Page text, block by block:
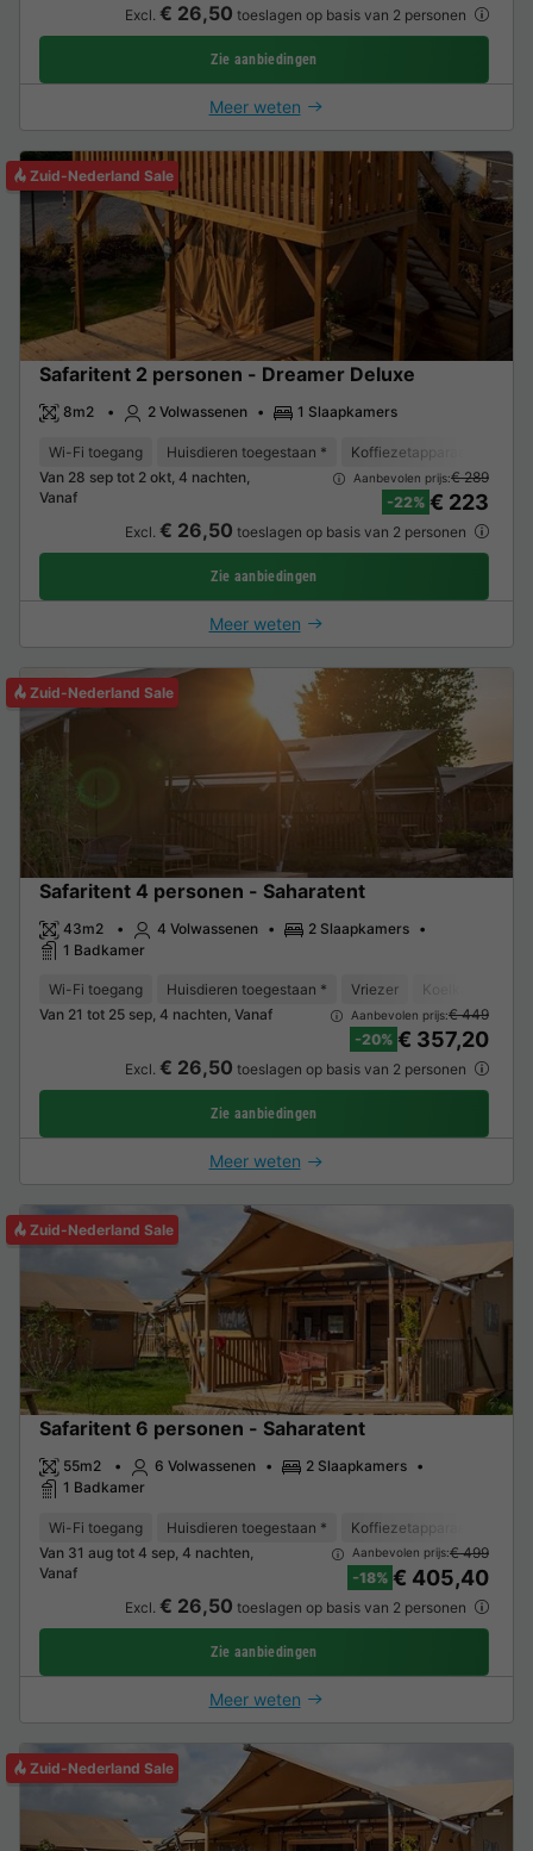
Excl. € 26,50 toeslagen op basis van 2 personen
Zie aanbiedingen
Meer weten
Zuid-Nederland Sale
Safaritent 2 personen - Dreamer Deluxe
8m2 2 Volwassenen 1 Slaapkamers
Wi-Fi toegang Huisdieren toegestaan * Koffiezetapparaat
Van 28 sep tot 2 okt, 4 nachten,
Vanaf
Aanbevolen prijs:€ 289
-22% € 223
Excl. € 26,50 toeslagen op basis van 2 personen
Zie aanbiedingen
Meer weten
Zuid-Nederland Sale
Safaritent 4 personen - Saharatent
43m2 4 Volwassenen
2 Slaapkamers
1 Badkamer
Wi-Fi toegang Huisdieren toegestaan * Vriezer Koelkast
Van 21 tot 25 sep, 4 nachten, Vanaf
Aanbevolen prijs:€ 449
-20% € 357,20
Excl. € 26,50 toeslagen op basis van 2 personen
Zie aanbiedingen
Meer weten
Zuid-Nederland Sale
Safaritent 6 personen - Saharatent
55m2 6 Volwassenen
2 Slaapkamers
1 Badkamer
Wi-Fi toegang Huisdieren toegestaan * Koffiezetapparaat
Van 31 aug tot 4 sep, 4 nachten,
Vanaf
Aanbevolen prijs:€ 499
-18% € 405,40
Excl. € 26,50 toeslagen op basis van 2 personen
Zie aanbiedingen
Meer weten
Zuid-Nederland Sale